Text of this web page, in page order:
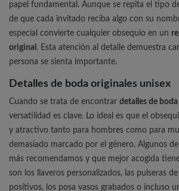
papel fundamental. Aunque se repita el tipo
de que cada invitado reciba algo con su
especial convierte cualquier obsequio en un
original . Esta atención al detalle demuestra
persona se sienta importante.
Detalles de boda originales unisex
Cuando se trata de encontrar detalles de
versatilidad es clave. Lo ideal es que el
y atractivo tanto para hombres como para
demasiado marcado por el género. Algunos
más recomendamos y que mejor acogida
son los llaveros personalizados, las pulseras
positivos, los posa vasos grabados o incluso